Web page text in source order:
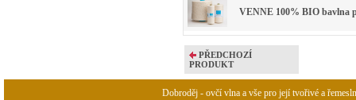
VENNE 100% BIO bavlna
PŘEDCHOZÍ
PRODUKT
Dobroděj - ovčí vlna a vše pro její tvořivé a